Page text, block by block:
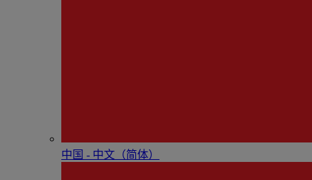
中国 - 中⽂（简体）